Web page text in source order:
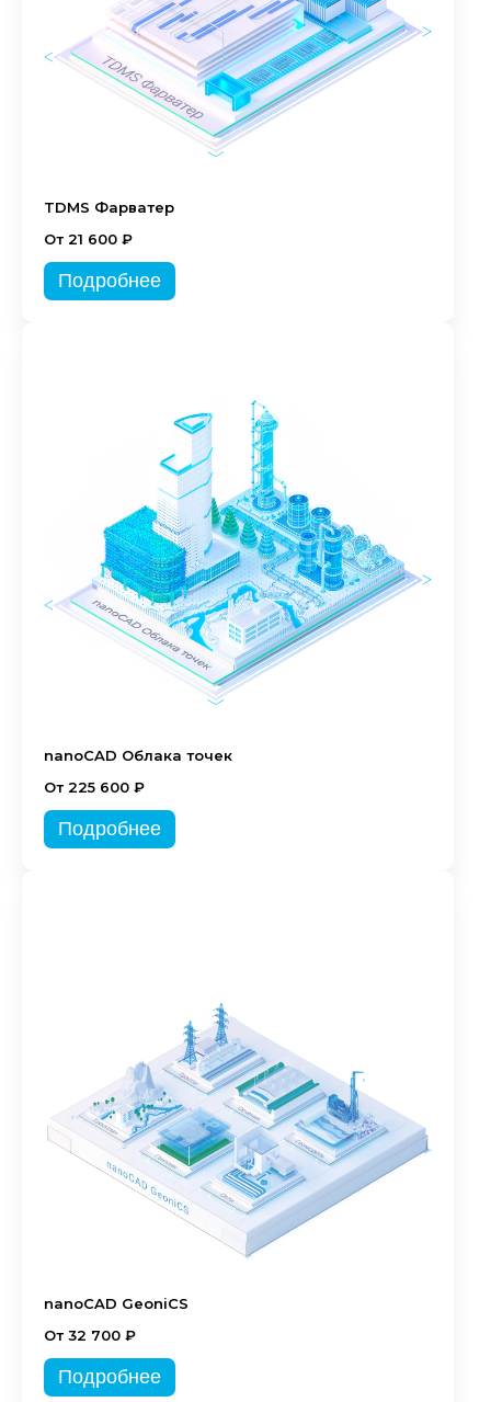
TDMS Фарватер
От 21 600 ₽
Подробнее
nanoCAD Облака точек
От 225 600 ₽
Подробнее
nanoCAD GeoniCS
От 32 700 ₽
Подробнее